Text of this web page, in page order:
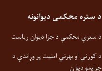
د ستره محکمی دیوانونه
د سترې محکمې د جزا دیوان ریاست
د کورني او بهرني امنیت پر وړاندې د
جرایمو دیوان